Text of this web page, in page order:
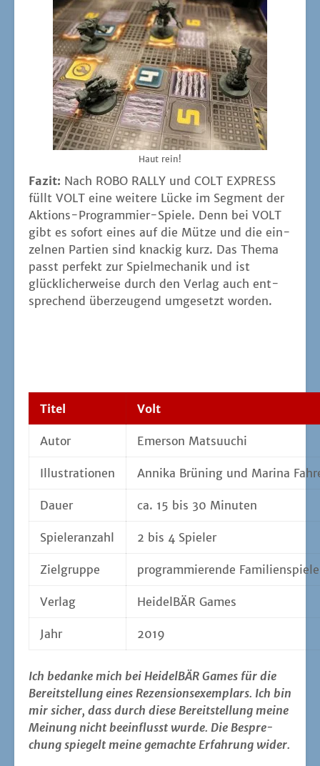
Haut rein!
Fazit: Nach ROBO RALLY und COLT EXPRESS
füllt VOLT eine wei­te­re Lücke im Seg­ment der
Akti­ons-Pro­gram­mier-Spie­le. Denn bei VOLT
gibt es sofort eines auf die Müt­ze und die ein­
zel­nen Par­tien sind kna­ckig kurz. Das The­ma
passt per­fekt zur Spiel­me­cha­nik und ist
glück­li­cher­wei­se durch den Ver­lag auch ent­
spre­chend über­zeu­gend umge­setzt worden.
Titel Volt
Autor Emer­son Matsuuchi
Illus­tra­tio­nen Anni­ka Brü­ning und Mari­na
Dau­er ca. 15 bis 30 Minuten
Spie­ler­an­zahl 2 bis 4 Spieler
Ziel­grup­pe pro­gram­mie­ren­de
Ver­lag Hei­del­BÄR Games
Jahr 2019
Ich bedan­ke mich bei Hei­del­BÄR Games für die
Bereit­stel­lung eines Rezen­si­ons­exem­plars. Ich bin
mir sicher, dass durch die­se Bereit­stel­lung mei­ne
Mei­nung nicht beein­flusst wur­de. Die Bespre­
chung spie­gelt mei­ne gemach­te Erfah­rung wider.